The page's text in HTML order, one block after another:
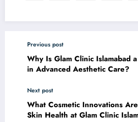
Previous post
Why Is Glam Clinic Islamabad
in Advanced Aesthetic Care?
Next post
What Cosmetic Innovations
Skin Health at Glam Clinic